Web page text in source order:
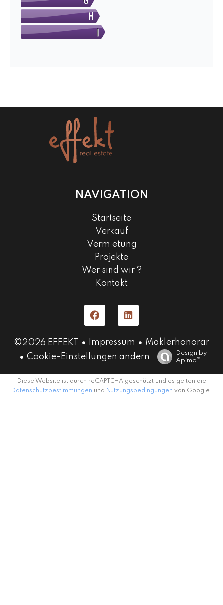
NAVIGATION
Startseite
Verkauf
Vermietung
Projekte
Wer sind wir ?
Kontakt
©2026 EFFEKT Impressum
Maklerhonorar
Cookie-Einstellungen ändern
Design by
Apimo™
Diese Website ist durch reCAPTCHA geschützt und es gelten die
Datenschutzbestimmungen und Nutzungsbedingungen von Google.